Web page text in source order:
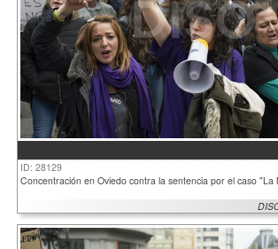
ID: 28129
Concentración en Oviedo contra la sentencia por el caso "La